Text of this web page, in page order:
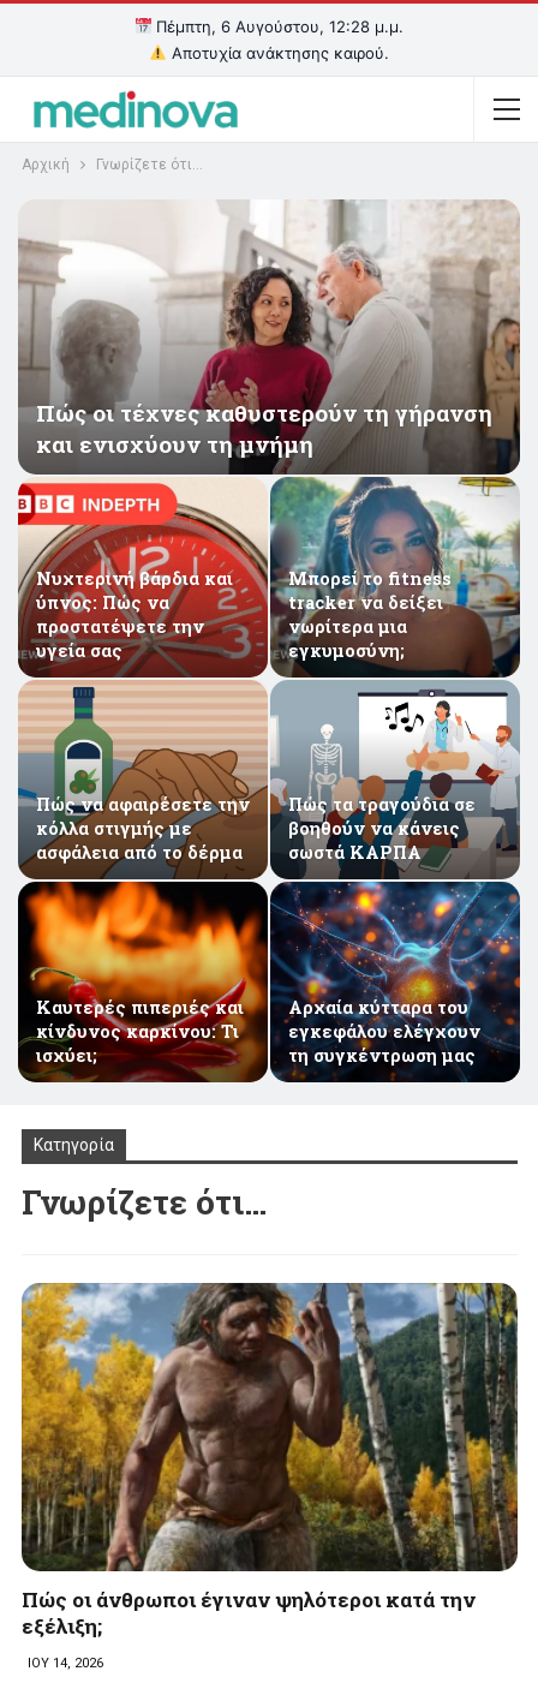
Πέμπτη, 6 Αυγούστου, 12:28 μ.μ.
Αποτυχία ανάκτησης καιρού.
Αρχική Γνωρίζετε ότι…
Πώς οι τέχνες καθυστερούν τη γήρανση
και ενισχύουν τη μνήμη
Νυχτερινή βάρδια και
ύπνος: Πώς να
προστατέψετε την
υγεία σας
Μπορεί το fitness
tracker να δείξει
νωρίτερα μια
εγκυμοσύνη;
Πώς να αφαιρέσετε την
κόλλα στιγμής με
ασφάλεια από το δέρμα
Πώς τα τραγούδια σε
βοηθούν να κάνεις
σωστά ΚΑΡΠΑ
Καυτερές πιπεριές και
κίνδυνος καρκίνου: Τι
ισχύει;
Αρχαία κύτταρα του
εγκεφάλου ελέγχουν
τη συγκέντρωση μας
Κατηγορία
Γνωρίζετε ότι…
Πώς οι άνθρωποι έγιναν ψηλότεροι κατά την
εξέλιξη;
ΙΟΥ 14, 2026